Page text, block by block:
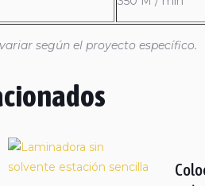
según el proyecto específico.